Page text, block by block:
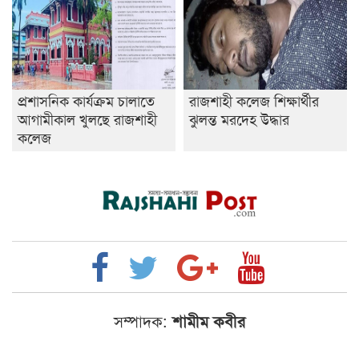
প্রশাসনিক কার্যক্রম চালাতে
আগামীকাল খুলছে রাজশাহী
কলেজ
রাজশাহী কলেজ শিক্ষার্থীর
ঝুলন্ত মরদেহ উদ্ধার
সম্পাদক: শামীম কবীর